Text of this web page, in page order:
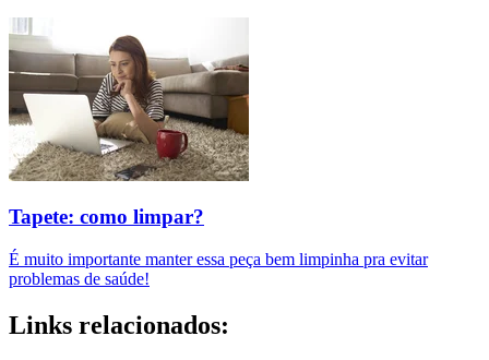
Tapete: como limpar?
É muito importante manter essa peça bem limpinha pra evitar
problemas de saúde!
Links relacionados: